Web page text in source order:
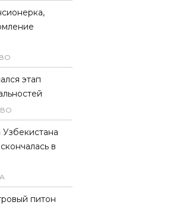
этап
Узбекистана
в
питон